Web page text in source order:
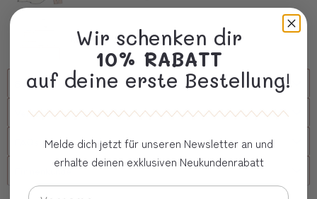
Kostbare Verpackung
Beschreibung
Versand
Firmenkunde
Wir schenken dir
10% RABATT
auf deine erste Bestellung!
Melde dich jetzt für unseren Newsletter an und
erhalte deinen exklusiven Neukundenrabatt